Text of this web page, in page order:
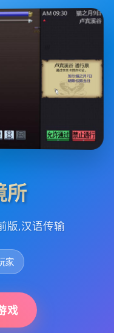
所
版,汉语传输
家
戏